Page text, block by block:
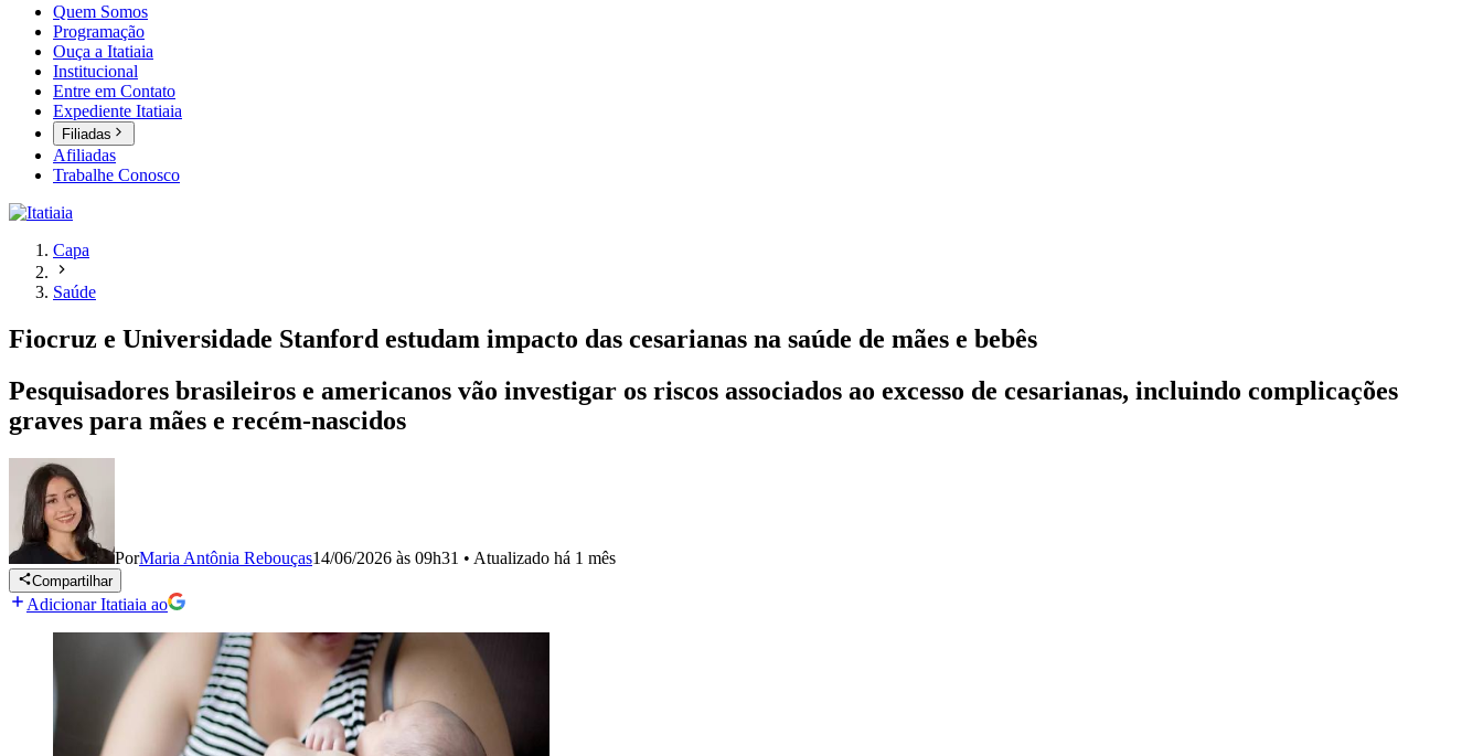
Quem Somos
Programação
Ouça a Itatiaia
Institucional
Entre em Contato
Expediente Itatiaia
Filiadas
Afiliadas
Trabalhe Conosco
Capa
Saúde
Fiocruz e Universidade Stanford estudam impacto das cesarianas na saúde de mães e bebês
Pesquisadores brasileiros e americanos vão investigar os riscos associados ao excesso de cesarianas, incluindo complicações
graves para mães e recém-nascidos
PorMaria Antônia Rebouças14/06/2026 às 09h31 • Atualizado há 1 mês
Compartilhar
Adicionar Itatiaia ao